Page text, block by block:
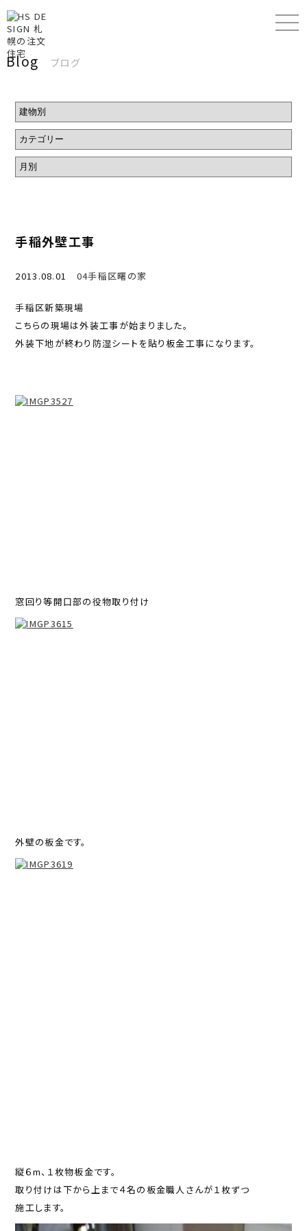
Blog ブログ
手稲外壁工事
2013.08.01 04手稲区曙の家
手稲区新築現場
こちらの現場は外装工事が始まりました。
外装下地が終わり防湿シートを貼り板金工事になります。
窓回り等開口部の役物取り付け
外壁の板金です。
縦６m、１枚物板金です。
取り付けは下から上まで４名の板金職人さんが１枚ずつ
施工します。